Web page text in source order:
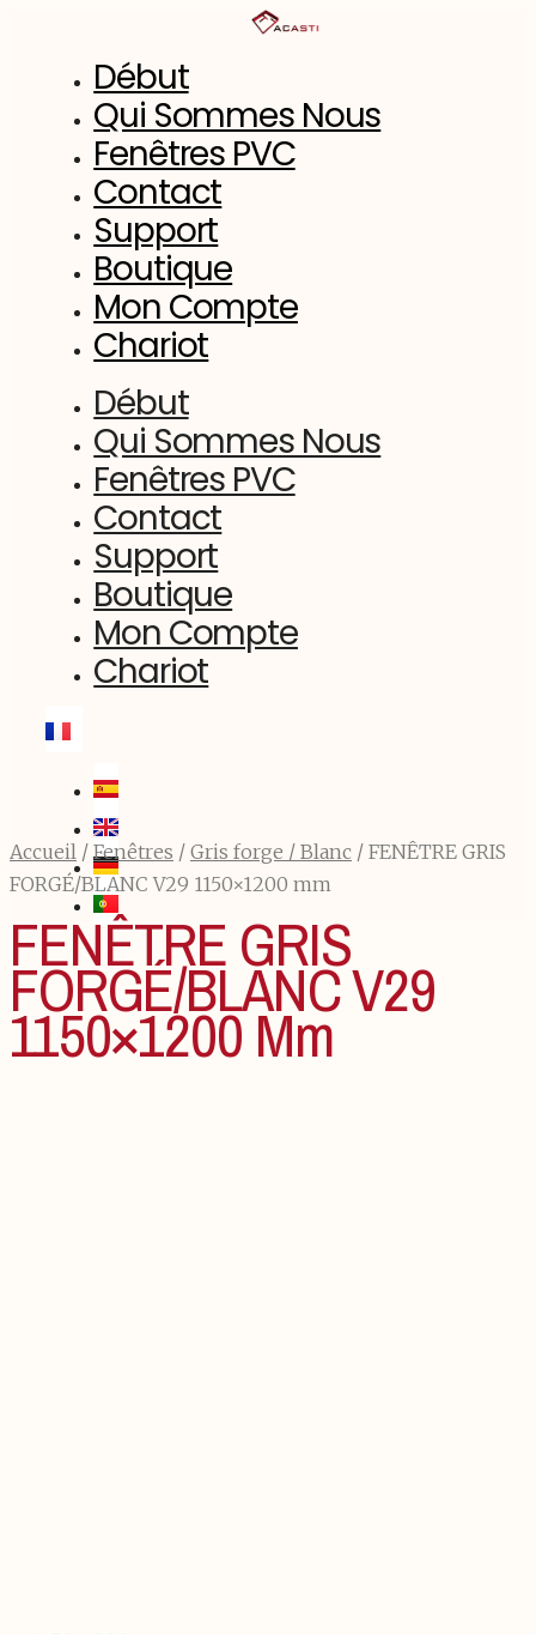
Début
Qui Sommes Nous
Fenêtres PVC
Contact
Support
Boutique
Mon Compte
Chariot
Début
Qui Sommes Nous
Fenêtres PVC
Contact
Support
Boutique
Mon Compte
Chariot
Accueil / Fenêtres / Gris forge / Blanc / FENÊTRE GRIS
FORGÉ/BLANC V29 1150×1200 mm
FENÊTRE GRIS
FORGÉ/BLANC V29
1150×1200 Mm